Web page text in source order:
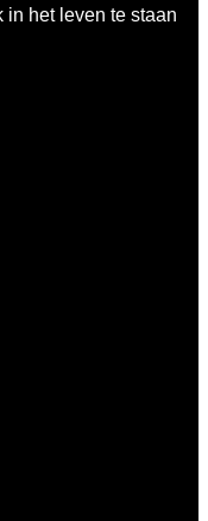
het leven te staan